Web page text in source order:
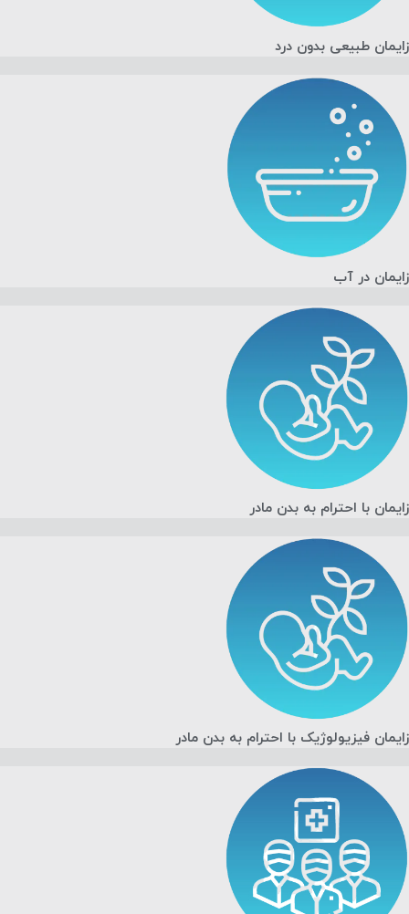
زایمان طبیعی بدون درد
زایمان در آب
زایمان با احترام به بدن مادر
زایمان فیزیولوژیک با احترام به بدن مادر